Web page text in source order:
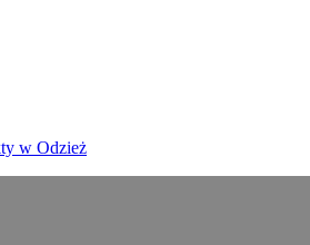
w Odzież